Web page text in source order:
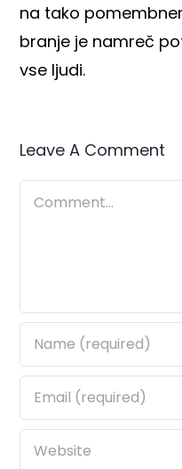
na tako
branje je namreč
vse ljudi.
Leave A Comment
Comment